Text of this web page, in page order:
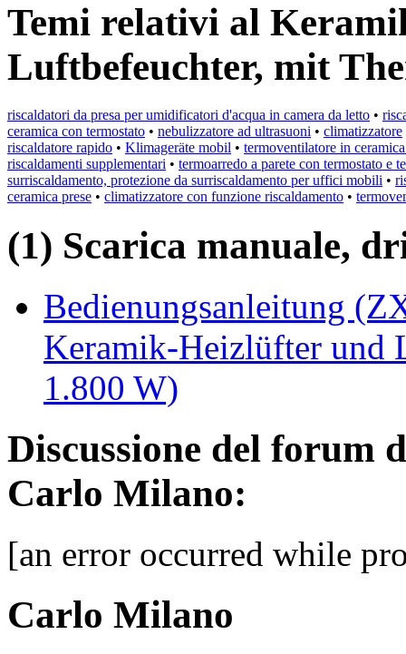
Temi relativi al
Luftbefeuchter, mit
riscaldatori da presa per umidificatori d'acqua in camera da letto •
ceramica con termostato • nebulizzatore ad ultrasuoni • climatizzatore
riscaldatore rapido • Klimageräte mobil • termoventilatore in
riscaldamenti supplementari • termoarredo a parete con termostato e
surriscaldamento, protezione da surriscaldamento per uffici mobili •
ceramica prese • climatizzatore con funzione riscaldamento •
(1) Scarica manuale,
Bedienungsanleitung
Keramik-Heizlüfter und
1.800 W)
Discussione del forum
Carlo Milano:
[an error occurred while
Carlo Milano